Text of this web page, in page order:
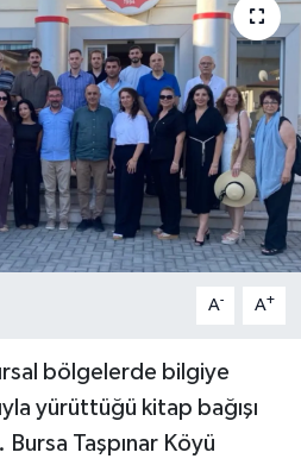
A- A+
bölgelerde bilgiye
yürüttüğü kitap bağışı
Bursa Taşpınar Köyü